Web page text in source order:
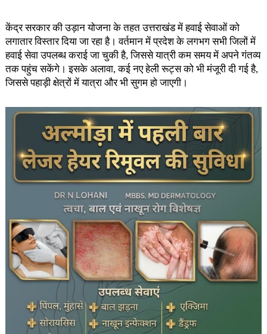
केंद्र सरकार की उड़ान योजना के तहत उत्तराखंड में हवाई सेवाओं को
लगातार विस्तार दिया जा रहा है। वर्तमान में प्रदेश के लगभग सभी जिलों में
हवाई सेवा उपलब्ध कराई जा चुकी है, जिससे यात्री कम समय में अपने गंतव्य
तक पहुंच सकेंगे। इसके अलावा, कई नए हेली रूट्स को भी मंजूरी दी गई है,
जिससे पहाड़ी क्षेत्रों में यात्रा और भी सुगम हो जाएगी।